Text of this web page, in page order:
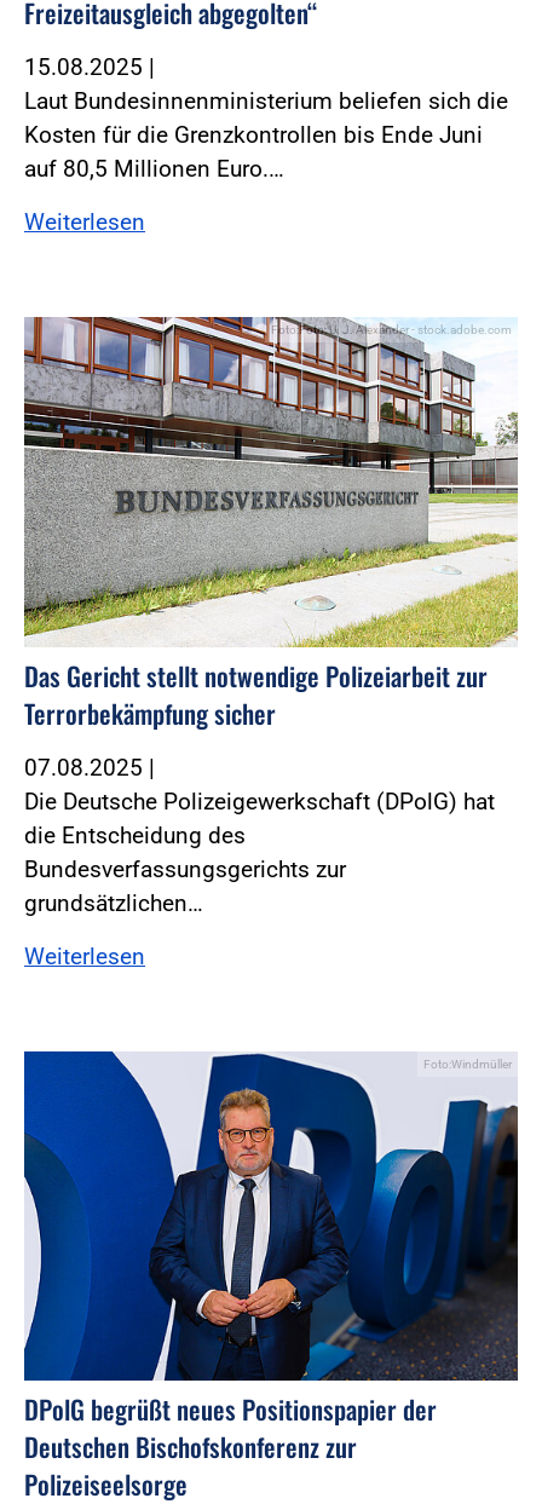
Freizeitausgleich abgegolten“
15.08.2025 |
Laut Bundesinnenministerium beliefen sich die
Kosten für die Grenzkontrollen bis Ende Juni
auf 80,5 Millionen Euro.…
Weiterlesen
Foto:Foto: U. J. Alexander - stock.adobe.com
Das Gericht stellt notwendige Polizeiarbeit zur
Terrorbekämpfung sicher
07.08.2025 |
Die Deutsche Polizeigewerkschaft (DPolG) hat
die Entscheidung des
Bundesverfassungsgerichts zur
grundsätzlichen…
Weiterlesen
Foto:Windmüller
DPolG begrüßt neues Positionspapier der
Deutschen Bischofskonferenz zur
Polizeiseelsorge